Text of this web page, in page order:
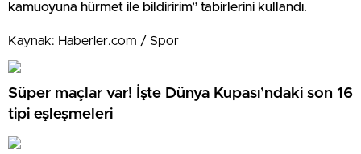
kamuoyuna hürmet ile bildiririm” tabirlerini kullandı.
Kaynak: Haberler.com / Spor
Süper maçlar var! İşte Dünya Kupası’ndaki son 16
tipi eşleşmeleri